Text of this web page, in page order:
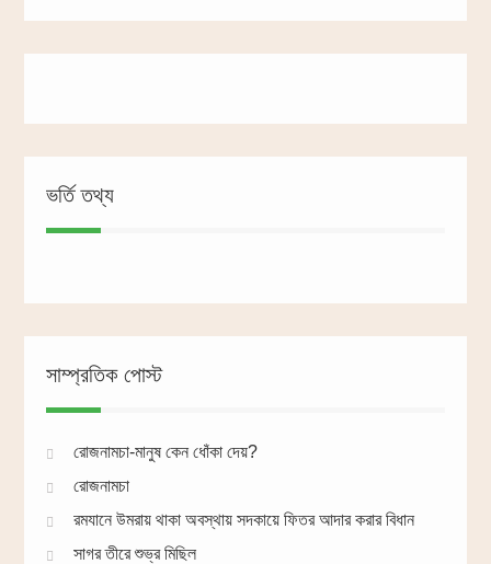
ভর্তি তথ্য
সাম্প্রতিক পোস্ট
রোজনামচা-মানুষ কেন ধোঁকা দেয়?
রোজনামচা
রমযানে উমরায় থাকা অবস্থায় সদকায়ে ফিতর আদার করার বিধান
সাগর তীরে শুভ্র মিছিল